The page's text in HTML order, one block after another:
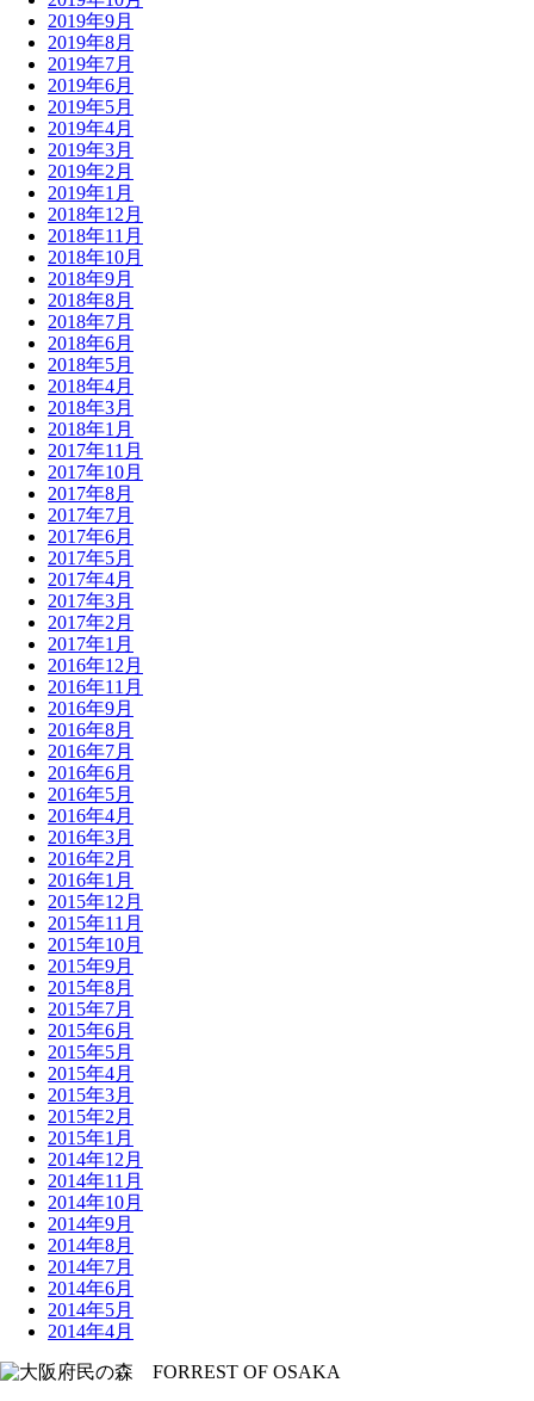
2019年9月
2019年8月
2019年7月
2019年6月
2019年5月
2019年4月
2019年3月
2019年2月
2019年1月
2018年12月
2018年11月
2018年10月
2018年9月
2018年8月
2018年7月
2018年6月
2018年5月
2018年4月
2018年3月
2018年1月
2017年11月
2017年10月
2017年8月
2017年7月
2017年6月
2017年5月
2017年4月
2017年3月
2017年2月
2017年1月
2016年12月
2016年11月
2016年9月
2016年8月
2016年7月
2016年6月
2016年5月
2016年4月
2016年3月
2016年2月
2016年1月
2015年12月
2015年11月
2015年10月
2015年9月
2015年8月
2015年7月
2015年6月
2015年5月
2015年4月
2015年3月
2015年2月
2015年1月
2014年12月
2014年11月
2014年10月
2014年9月
2014年8月
2014年7月
2014年6月
2014年5月
2014年4月